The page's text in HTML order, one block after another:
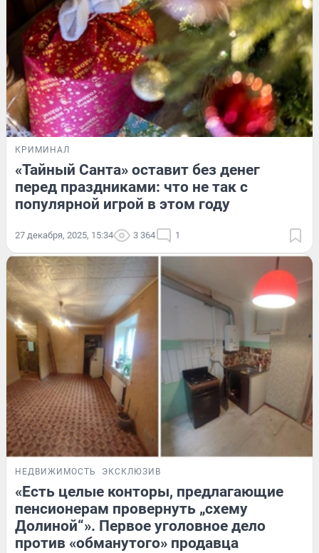
КРИМИНАЛ
«Тайный Санта» оставит без денег
перед праздниками: что не так с
популярной игрой в этом году
27 декабря, 2025, 15:34 3 364 1
НЕДВИЖИМОСТЬ ЭКСКЛЮЗИВ
«Есть целые конторы, предлагающие
пенсионерам провернуть „схему
Долиной“». Первое уголовное дело
против «обманутого» продавца